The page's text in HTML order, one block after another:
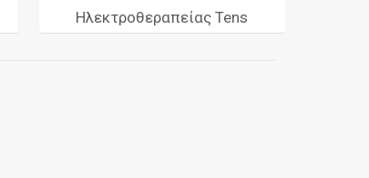
Ηλεκτροθεραπείας Tens